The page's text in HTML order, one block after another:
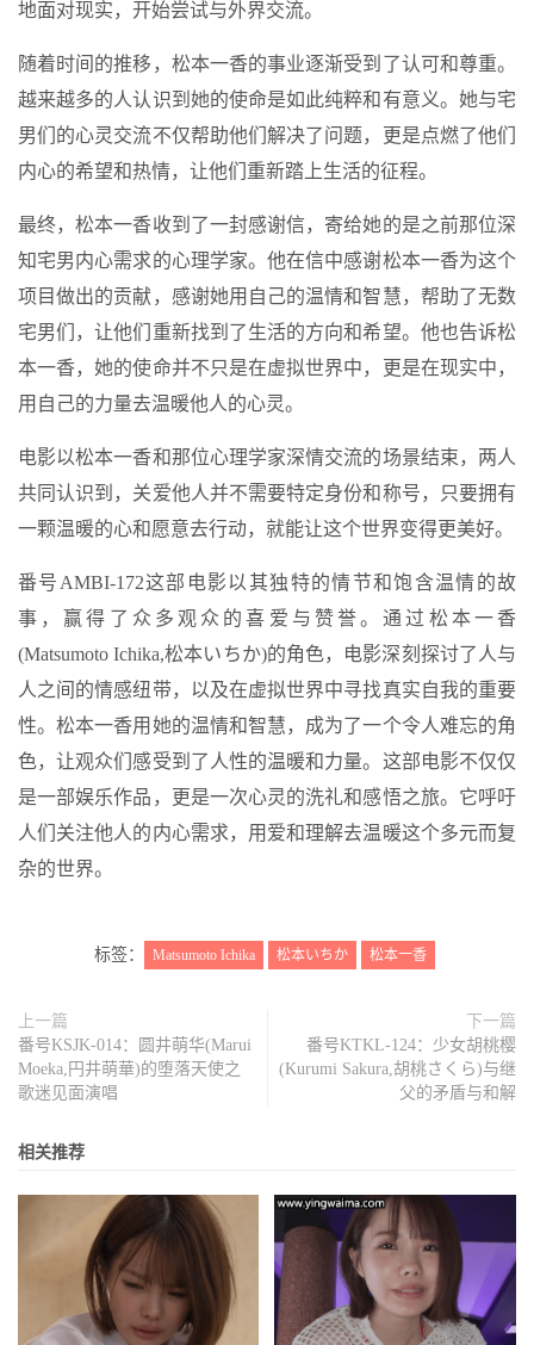
地面对现实，开始尝试与外界交流。
随着时间的推移，松本一香的事业逐渐受到了认可和尊重。
越来越多的人认识到她的使命是如此纯粹和有意义。她与宅
男们的心灵交流不仅帮助他们解决了问题，更是点燃了他们
内心的希望和热情，让他们重新踏上生活的征程。
最终，松本一香收到了一封感谢信，寄给她的是之前那位深
知宅男内心需求的心理学家。他在信中感谢松本一香为这个
项目做出的贡献，感谢她用自己的温情和智慧，帮助了无数
宅男们，让他们重新找到了生活的方向和希望。他也告诉松
本一香，她的使命并不只是在虚拟世界中，更是在现实中，
用自己的力量去温暖他人的心灵。
电影以松本一香和那位心理学家深情交流的场景结束，两人
共同认识到，关爱他人并不需要特定身份和称号，只要拥有
一颗温暖的心和愿意去行动，就能让这个世界变得更美好。
番号AMBI-172这部电影以其独特的情节和饱含温情的故
事，赢得了众多观众的喜爱与赞誉。通过松本一香
(Matsumoto Ichika,松本いちか)的角色，电影深刻探讨了人与
人之间的情感纽带，以及在虚拟世界中寻找真实自我的重要
性。松本一香用她的温情和智慧，成为了一个令人难忘的角
色，让观众们感受到了人性的温暖和力量。这部电影不仅仅
是一部娱乐作品，更是一次心灵的洗礼和感悟之旅。它呼吁
人们关注他人的内心需求，用爱和理解去温暖这个多元而复
杂的世界。
标签： Matsumoto Ichika 松本いちか 松本一香
上一篇
番号KSJK-014：圆井萌华(Marui
Moeka,円井萌華)的堕落天使之
歌迷见面演唱
下一篇
番号KTKL-124：少女胡桃樱
(Kurumi Sakura,胡桃さくら)与继
父的矛盾与和解
相关推荐